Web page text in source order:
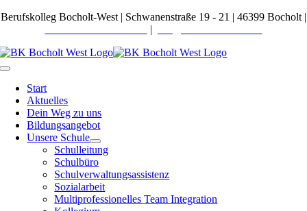
Zum
Berufskolleg Bocholt-West | Schwanenstraße 19 - 21 | 46399 Bocholt |
|
Toggle
Navigation
Start
Aktuelles
Dein Weg zu uns
Bildungsangebot
Unsere Schule
Schulleitung
Schulbüro
Schulverwaltungsassistenz
Sozialarbeit
Multiprofessionelles Team Integration